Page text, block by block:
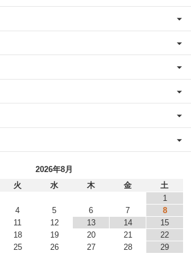
2026年8月
火 水 木 金
土
1
4 5 6 7
8
11 12 13 14
15
18 19 20 21
22
25 26 27 28
29